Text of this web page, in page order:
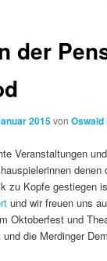
der
2015von
Veranstaltungen
denen
zu Kopfe gestiegen
und wir freuen uns
Oktoberfest und
die Merdinger